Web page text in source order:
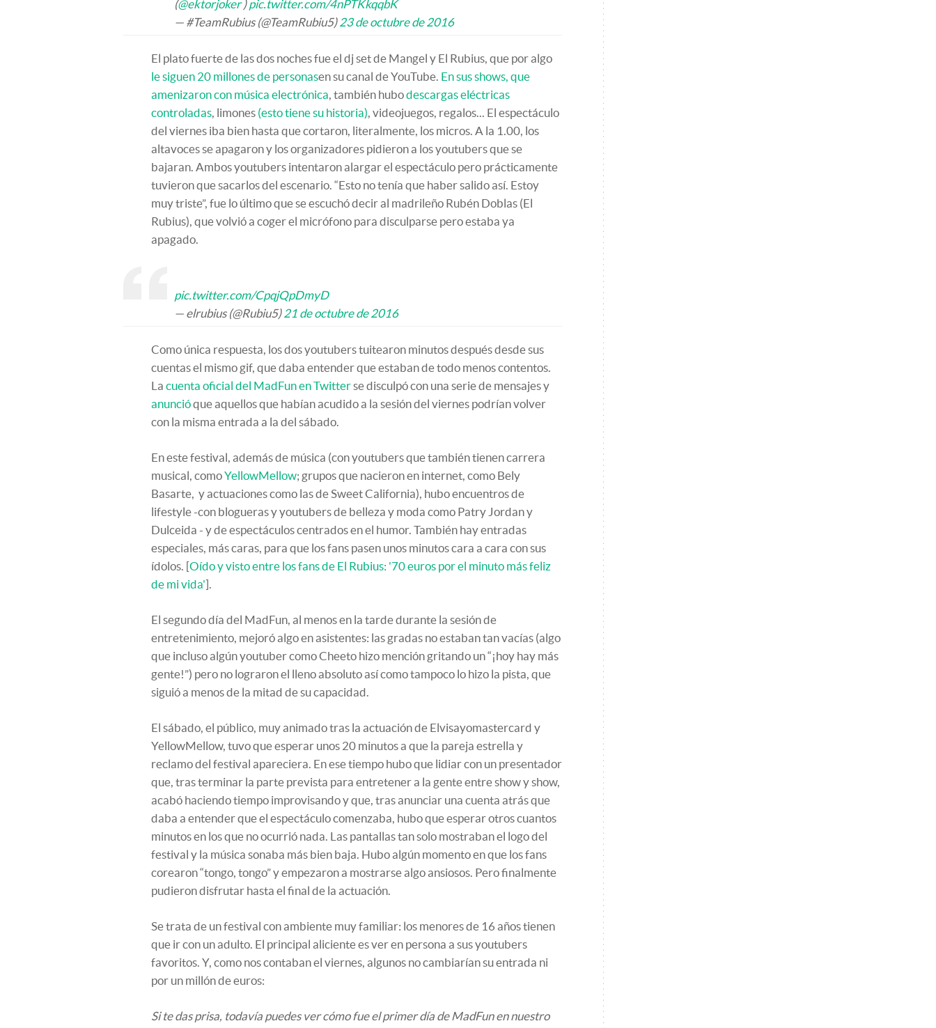
(@ektorjoker)pic.twitter.com/4nPTKkqqbK
— #TeamRubius (@TeamRubiu5)23 de octubre de 2016
El plato fuerte de las dos noches fue el dj set de Mangel y El Rubius, que por algo
le siguen 20 millones de personasen su canal de YouTube. En sus shows, que
amenizaron con música electrónica, también hubodescargas eléctricas
controladas, limones (esto tiene su historia), videojuegos, regalos... El espectáculo
del viernes iba bien hasta que cortaron, literalmente, los micros. A la 1.00, los
altavoces se apagaron y los organizadores pidieron a los youtubers que se
bajaran. Ambos youtubers intentaron alargar el espectáculo pero prácticamente
tuvieron que sacarlos del escenario. “Esto no tenía que haber salido así. Estoy
muy triste”, fue lo último que se escuchó decir al madrileño Rubén Doblas (El
Rubius), que volvió a coger el micrófono para disculparse pero estaba ya
apagado.
pic.twitter.com/CpqjQpDmyD
— elrubius (@Rubiu5)21 de octubre de 2016
Como única respuesta, los dos youtubers tuitearon minutos después desde sus
cuentas el mismo gif, que daba entender que estaban de todo menos contentos.
La cuenta oficial del MadFun en Twitterse disculpó con una serie de mensajes y
anuncióque aquellos que habían acudido a la sesión del viernes podrían volver
con la misma entrada a la del sábado.
En este festival, además de música (con youtubers que también tienen carrera
musical, comoYellowMellow; grupos que nacieron en internet, como Bely
Basarte, y actuaciones como las de Sweet California), hubo encuentros de
lifestyle -con blogueras y youtubers de belleza y moda como Patry Jordan y
Dulceida - y de espectáculos centrados en el humor. También hay entradas
especiales, más caras, para que los fans pasen unos minutos cara a cara con sus
ídolos. [Oído y visto entre los fans de El Rubius: '70 euros por el minuto más feliz
de mi vida'].
El segundo día del MadFun, al menos en la tarde durante la sesión de
entretenimiento, mejoró algo en asistentes: las gradas no estaban tan vacías (algo
que incluso algún youtuber como Cheeto hizo mención gritando un “¡hoy hay más
gente!”) pero no lograron el lleno absoluto así como tampoco lo hizo la pista, que
siguió a menos de la mitad de su capacidad.
El sábado, el público, muy animado tras la actuación de Elvisayomastercard y
YellowMellow, tuvo que esperar unos 20 minutos a que la pareja estrella y
reclamo del festival apareciera. En ese tiempo hubo que lidiar con un presentador
que, tras terminar la parte prevista para entretener a la gente entre show y show,
acabó haciendo tiempo improvisando y que, tras anunciar una cuenta atrás que
daba a entender que el espectáculo comenzaba, hubo que esperar otros cuantos
minutos en los que no ocurrió nada. Las pantallas tan solo mostraban el logo del
festival y la música sonaba más bien baja. Hubo algún momento en que los fans
corearon “tongo, tongo” y empezaron a mostrarse algo ansiosos. Pero finalmente
pudieron disfrutar hasta el final de la actuación.
Se trata de un festival con ambiente muy familiar: los menores de 16 años tienen
que ir con un adulto. El principal aliciente es ver en persona a sus youtubers
favoritos. Y, como nos contaban el viernes, algunos no cambiarían su entrada ni
por un millón de euros:
Si te das prisa, todavía puedes ver cómo fue el primer día de MadFun en nuestro